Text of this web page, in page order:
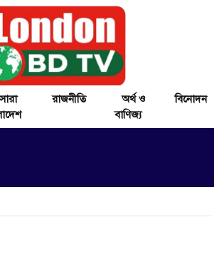
সারা
রাজনীতি
অর্থ ও
বাণিজ্য
বিনোদন